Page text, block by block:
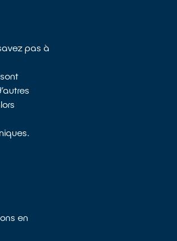
pas à
en